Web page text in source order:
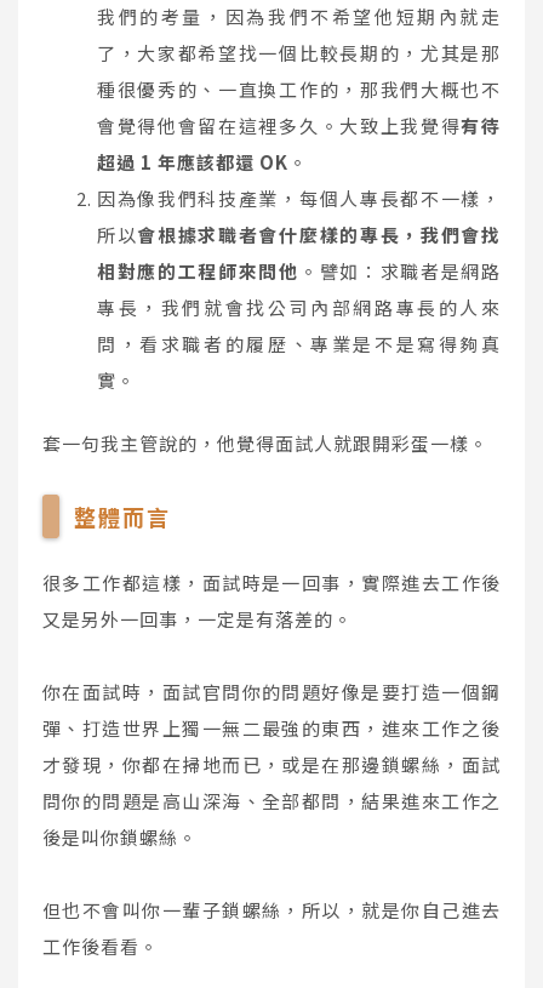
我們的考量，因為我們不希望他短期內就走
了，大家都希望找一個比較長期的，尤其是那
種很優秀的、一直換工作的，那我們大概也不
會覺得他會留在這裡多久。大致上我覺得有待
超過 1 年應該都還 OK 。
因為像我們科技產業，每個人專長都不一樣，
所以會根據求職者會什麼樣的專長，我們會找
相對應的工程師來問他 。譬如：求職者是網路
專長，我們就會找公司內部網路專長的人來
問，看求職者的履歷、專業是不是寫得夠真
實。
套一句我主管說的，他覺得面試人就跟開彩蛋一樣。
整體而言
很多工作都這樣，面試時是一回事，實際進去工作後
又是另外一回事，一定是有落差的。
你在面試時，面試官問你的問題好像是要打造一個鋼
彈、打造世界上獨一無二最強的東西，進來工作之後
才發現，你都在掃地而已，或是在那邊鎖螺絲，面試
問你的問題是高山深海、全部都問，結果進來工作之
後是叫你鎖螺絲。
但也不會叫你一輩子鎖螺絲，所以，就是你自己進去
工作後看看。